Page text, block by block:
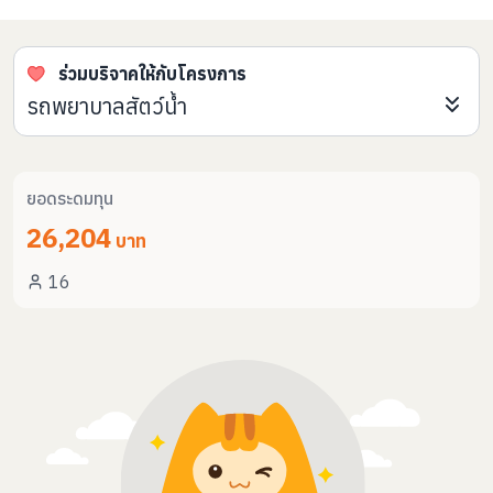
ร่วมบริจาคให้กับโครงการ
รถพยาบาลสัตว์น้ำ
ยอดระดมทุน
26,204 บาท
16